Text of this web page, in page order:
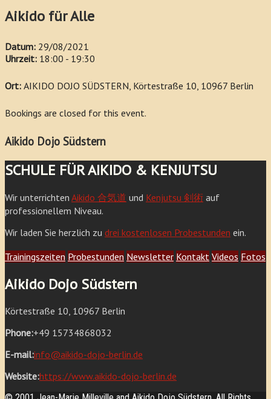
Aikido für Alle
Datum: 29/08/2021
Uhrzeit: 18:00 - 19:30
Ort: AIKIDO DOJO SÜDSTERN, Körtestraße 10, 10967 Berlin
Bookings are closed for this event.
Aikido Dojo Südstern
SCHULE FÜR AIKIDO & KENJUTSU
Wir unterrichten Aikido 合気道 und Kenjutsu 剣術 auf
professionellem Niveau.
Wir laden Sie herzlich zu drei kostenlosen Probestunden ein.
Trainingszeiten Probestunden Newsletter Kontakt Videos Fotos
Aikido Dojo Südstern
Körtestraße 10, 10967 Berlin
Phone:+49 15734868032
E-mail:info@aikido-dojo-berlin.de
Website:https://www.aikido-dojo-berlin.de